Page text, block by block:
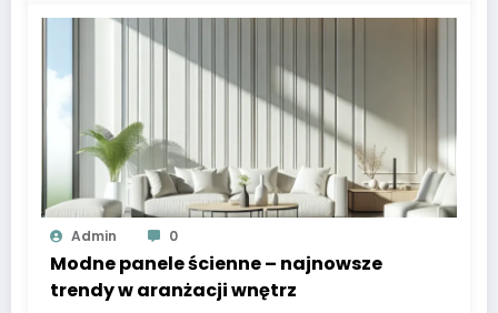
Admin 0
Modne panele ścienne – najnowsze
trendy w aranżacji wnętrz